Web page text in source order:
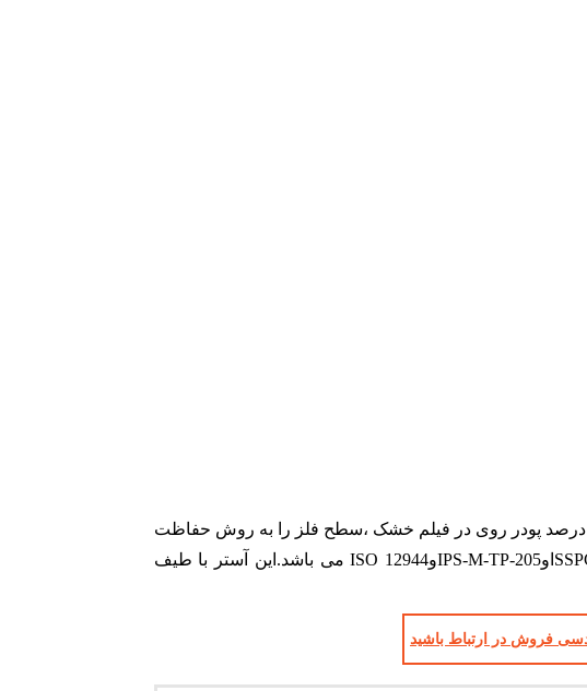
آستر AEP-667 به صورت دو جزئی و بر پایه رزین اپوکسی وهاردنر پلی آمید فرموله شده است وبدلیل دارا بودن حدود65 تا 77 درصد پودر روی در فیلم خشک ،سطح فلز را به روش حفاظت
کاتدی در برابر عوامل خورنده شدید محافظت می نماید.این فرمولاسیون مطابق الزامات کابردی استاندارد های SSPC-Paint-20اوIPS-M-TP-205وISO 12944 می باشد.این آستر با طیف